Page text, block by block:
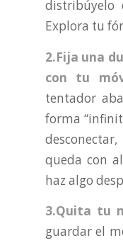
distribúyelo
Explora tu
2.Fija una
con tu
tentador
forma
queda con
haz algo
3.Quita tu
guardar el